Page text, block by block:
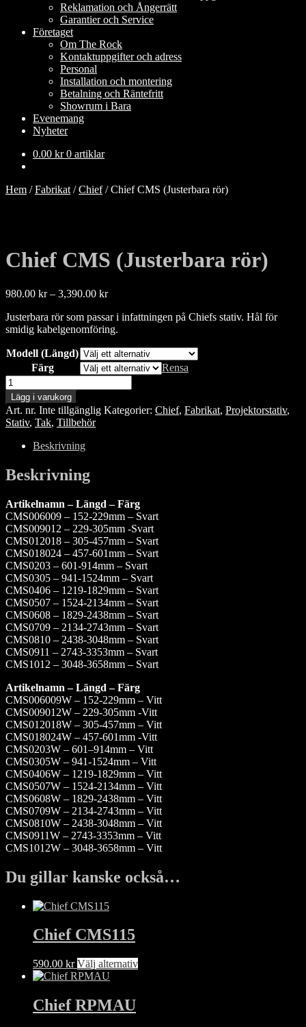
Reklamation och Ångerrätt
Garantier och Service
Företaget
Om The Rock
Kontaktuppgifter och adress
Personal
Installation och montering
Betalning och Räntefritt
Showrum i Bara
Evenemang
Nyheter
0.00 kr 0 artiklar
Hem /Fabrikat /Chief/Chief CMS (Justerbara rör)
Chief CMS (Justerbara rör)
980.00 kr – 3,390.00 krPrisintervall:
till
3,390.00 kr
Justerbara rör som passar i infattningen på Chiefs stativ. Hål för
smidig kabelgenomföring.
Modell (Längd)
Färg
Rensa
Chief
CMS
(Justerbara
rör)
mängd
Lägg i varukorg
Art. nr. Inte tillgänglig Kategorier: Chief, Fabrikat, Projektorstativ,
Stativ, Tak, Tillbehör
Beskrivning
Beskrivning
Artikelnamn – Längd – Färg
CMS006009 – 152-229mm – Svart
CMS009012 – 229-305mm -Svart
CMS012018 – 305-457mm – Svart
CMS018024 – 457-601mm – Svart
CMS0203 – 601-914mm – Svart
CMS0305 – 941-1524mm – Svart
CMS0406 – 1219-1829mm – Svart
CMS0507 – 1524-2134mm – Svart
CMS0608 – 1829-2438mm – Svart
CMS0709 – 2134-2743mm – Svart
CMS0810 – 2438-3048mm – Svart
CMS0911 – 2743-3353mm – Svart
CMS1012 – 3048-3658mm – Svart
Artikelnamn – Längd – Färg
CMS006009W – 152-229mm – Vitt
CMS009012W – 229-305mm -Vitt
CMS012018W – 305-457mm – Vitt
CMS018024W – 457-601mm -Vitt
CMS0203W – 601–914mm – Vitt
CMS0305W – 941-1524mm – Vitt
CMS0406W – 1219-1829mm – Vitt
CMS0507W – 1524-2134mm – Vitt
CMS0608W – 1829-2438mm – Vitt
CMS0709W – 2134-2743mm – Vitt
CMS0810W – 2438-3048mm – Vitt
CMS0911W – 2743-3353mm – Vitt
CMS1012W – 3048-3658mm – Vitt
Du gillar kanske också…
Chief CMS115
590.00 kr Välj alternativDen
Chief RPMAU